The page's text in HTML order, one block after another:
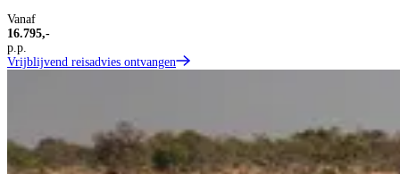
Vanaf
16.795,-
p.p.
Vrijblijvend reisadvies ontvangen